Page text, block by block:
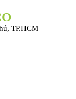
TP.HCM